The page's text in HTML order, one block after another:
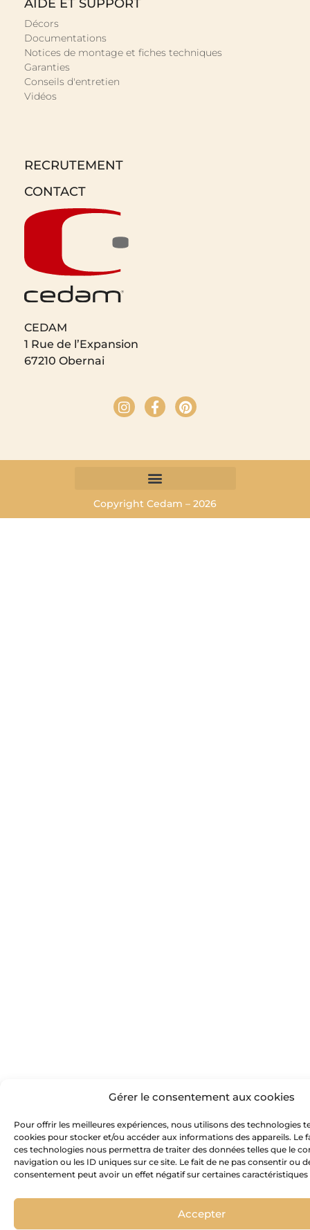
Gérer le consentement aux cookies
Pour offrir les meilleures expériences, nous utilisons des technologies
cookies pour stocker et/ou accéder aux informations des appareils. Le
ces technologies nous permettra de traiter des données telles que le
navigation ou les ID uniques sur ce site. Le fait de ne pas consentir ou
consentement peut avoir un effet négatif sur certaines
Accepter
AIDE ET SUPPORT
Décors
Documentations
Notices de montage et fiches techniques
Garanties
Conseils d'entretien
Vidéos
RECRUTEMENT
CONTACT
CEDAM
1 Rue de l’Expansion
67210 Obernai
Copyright Cedam – 2026